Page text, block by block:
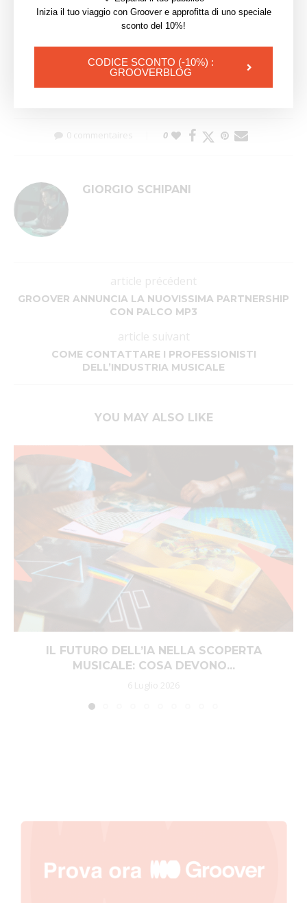
ETICHETTA MONITORARE RADIO
0 commentaires 0
GIORGIO SCHIPANI
article précédent
GROOVER ANNUNCIA LA NUOVISSIMA PARTNERSHIP
CON PALCO MP3
article suivant
COME CONTATTARE I PROFESSIONISTI
DELL’INDUSTRIA MUSICALE
YOU MAY ALSO LIKE
IL FUTURO DELL’IA NELLA SCOPERTA
MUSICALE: COSA DEVONO...
6 Luglio 2026
Inizia il tuo viaggio con Groover e approfitta di uno speciale
sconto del 10%!
CODICE SCONTO (-10%) :
GROOVERBLOG